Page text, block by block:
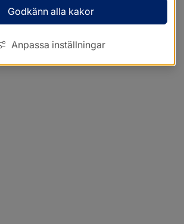
Godkänn alla kakor
Anpassa inställningar